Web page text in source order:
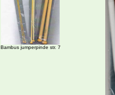
Bambus jumperpinde str. 7